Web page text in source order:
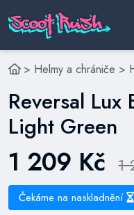
> Helmy a chrániče >
Reversal Lux
Light Green
1 209 Kč 1
Čekáme na naskladnění